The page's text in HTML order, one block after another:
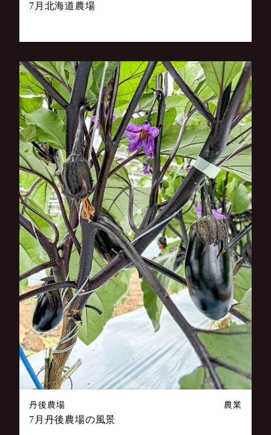
7月北海道農場
丹後農場 農業
7月丹後農場の風景